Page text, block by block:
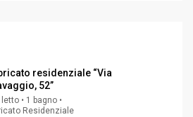
residenziale “Via
52”
letto • 1 bagno •
Residenziale